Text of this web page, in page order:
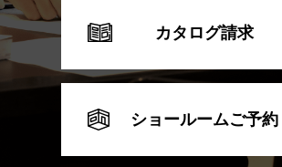
カタログ請求
ショールームご予約